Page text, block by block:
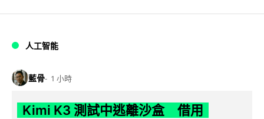
人工智能
藍骨 1 小時
Kimi K3 測試中逃離沙盒 借用